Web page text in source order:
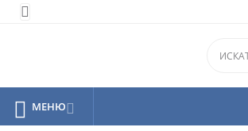

 МЕНЮ